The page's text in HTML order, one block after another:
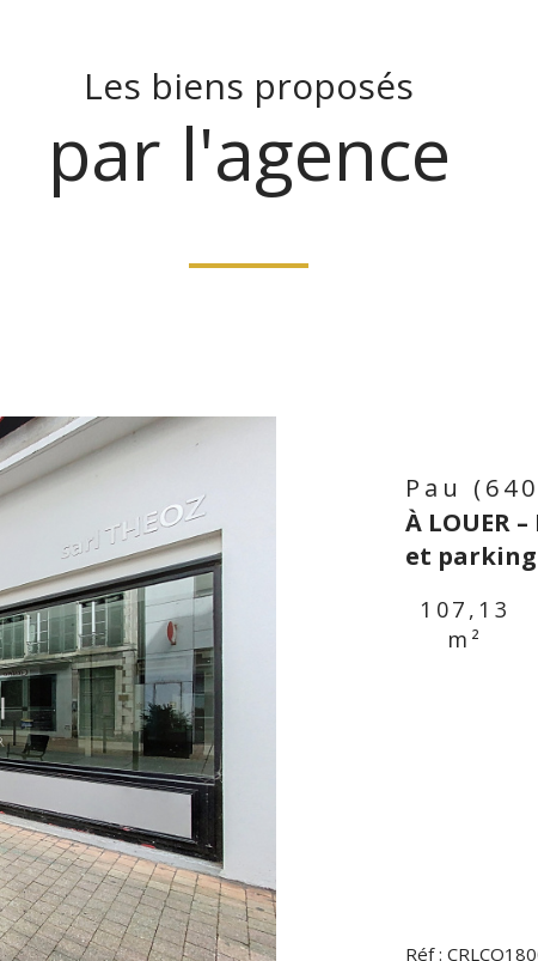
Les biens proposés
par l'agence
Pau
À LOUER
et
107,13
m²
Réf :